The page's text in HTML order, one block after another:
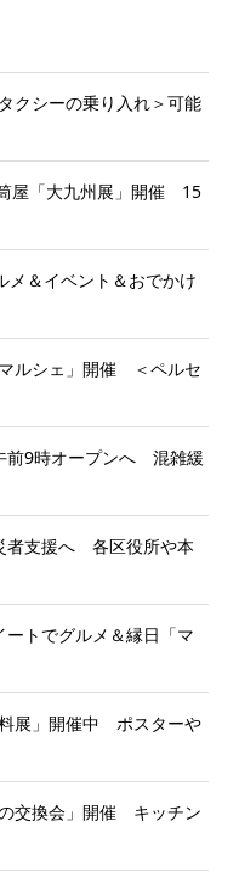
クシーの乗り入れ＞可能
屋「大九州展」開催 15
メ＆イベント＆おでかけ
ルシェ」開催 ＜ペルセ
前9時オープンへ 混雑緩
者支援へ 各区役所や本
トでグルメ＆縁日「マ
展」開催中 ポスターや
交換会」開催 キッチン